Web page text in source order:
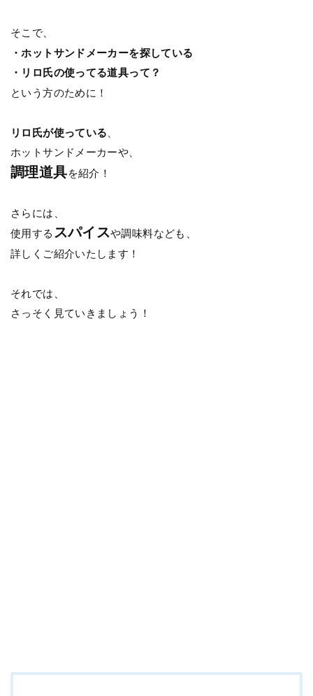
そこで、
・ホットサンドメーカーを探している
・リロ氏の使ってる道具って？
という方のために！
リロ氏が使っている
ホットサンドメーカーや、
調理道具を紹介！
さらには、
使用する スパイスや調味料なども、
詳しくご紹介いたします！
それでは、
さっそく見ていきましょう！